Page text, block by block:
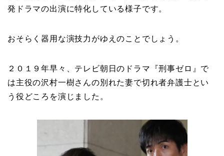
発ドラマの出演に特化している様子です。
おそらく器用な演技力がゆえのことでしょう。
２０１９年早々、テレビ朝日のドラマ『刑事ゼロ』で
は主役の沢村一樹さんの別れた妻で切れ者弁護士とい
う役どころを演じました。